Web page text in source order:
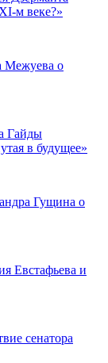
м веке?»
Межуева о
Гайды
в будущее»
Гущина о
Евстафьева и
сенатора